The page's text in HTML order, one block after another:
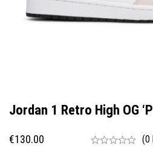
Jordan 1 Retro High OG
€130.00 (0